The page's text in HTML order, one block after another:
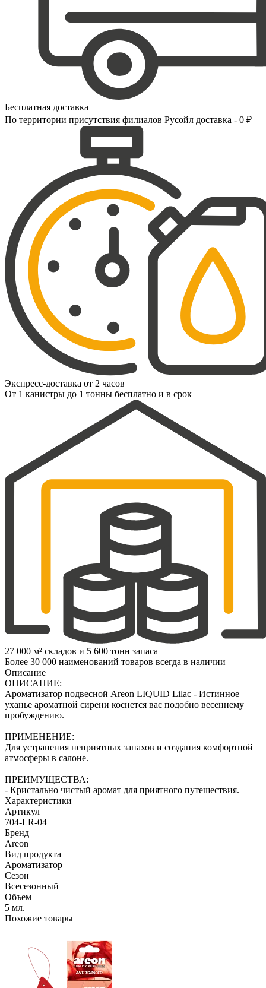
Бесплатная доставка
По территории присутствия филиалов Русойл доставка - 0 ₽
Экспресс-доставка от 2 часов
От 1 канистры до 1 тонны бесплатно и в срок
27 000 м² складов и 5 600 тонн запаса
Более 30 000 наименований товаров всегда в наличии
Описание
ОПИСАНИЕ:
Ароматизатор подвесной Areon LIQUID Lilac - Истинное
уханье ароматной сирени коснется вас подобно весеннему
пробуждению.
ПРИМЕНЕНИЕ:
Для устранения неприятных запахов и создания комфортной
атмосферы в салоне.
ПРЕИМУЩЕСТВА:
- Кристально чистый аромат для приятного путешествия.
Характеристики
Артикул
704-LR-04
Бренд
Areon
Вид продукта
Ароматизатор
Сезон
Всесезонный
Объем
5 мл.
Похожие товары